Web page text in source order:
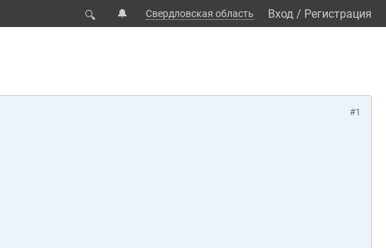
🔍 🔔 Свердловская область Вход / Регистрация
#1